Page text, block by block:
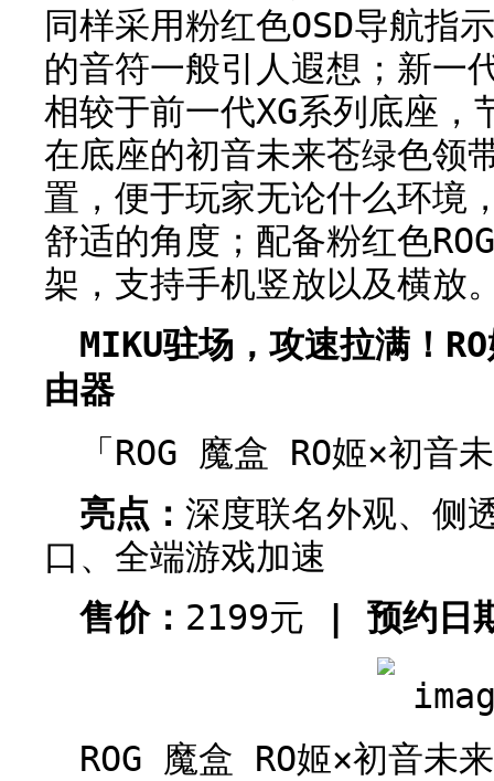
同样采用粉红色OSD导航指
的音符一般引人遐想；新一
相较于前一代XG系列底座，
在底座的初音未来苍绿色领
置，便于玩家无论什么环境
舒适的角度；配备粉红色
架，支持手机竖放以及横放
MIKU驻场，攻速拉满！
由器
「ROG 魔盒 RO姬×初音
亮点： 深度联名外观、侧
口、全端游戏加速
售价： 2199元 | 预约日
ROG 魔盒 RO姬×初音未